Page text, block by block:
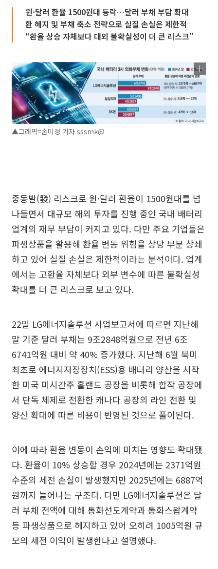
원·달러 환율 1500원대 등락…달러 부채 부담 확대
환 헤지 및 부채 축소 전략으로 실질 손실은 제한적
“환율 상승 자체보다 대외 불확실성이 더 큰 리스크”
▲그래픽=손미경 기자 sssmk@
중동발(發) 리스크로 원·달러 환율이 1500원대를 넘
나들면서 대규모 해외 투자를 진행 중인 국내 배터리
업계의 재무 부담이 커지고 있다. 다만 주요 기업들은
파생상품을 활용해 환율 변동 위험을 상당 부분 상쇄
하고 있어 실질 손실은 제한적이라는 분석이다. 업계
에서는 고환율 자체보다 외부 변수에 따른 불확실성
확대를 더 큰 리스크로 보고 있다.
22일 LG에너지솔루션 사업보고서에 따르면 지난해
말 기준 달러 부채는 9조2848억원으로 전년 6조
6741억원 대비 약 40% 증가했다. 지난해 6월 북미
최초로 에너지저장장치(ESS)용 배터리 양산을 시작
한 미국 미시간주 홀랜드 공장을 비롯해 합작 공장에
서 단독 체제로 전환한 캐나다 공장의 라인 전환 및
양산 확대에 따른 비용이 반영된 것으로 풀이된다.
이에 따라 환율 변동이 손익에 미치는 영향도 확대됐
다. 환율이 10% 상승할 경우 2024년에는 2371억원
수준의 세전 손실이 발생했지만 2025년에는 6887억
원까지 늘어나는 구조다. 다만 LG에너지솔루션은 달
러 부채 전액에 대해 통화선도계약과 통화스왑계약
등 파생상품으로 헤지하고 있어 오히려 1005억원 규
모의 세전 이익이 발생한다고 설명했다.